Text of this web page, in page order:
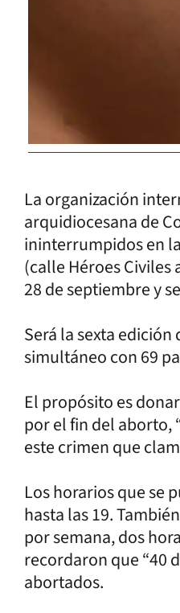
La organización
arquidiocesana de
ininterrumpidos en
(calle Héroes Civiles
28 de septiembre y
Será la sexta
simultáneo con 69
El propósito es
por el fin del aborto,
este crimen que
Los horarios que se
hasta las 19.
por semana, dos
recordaron que “40
abortados.